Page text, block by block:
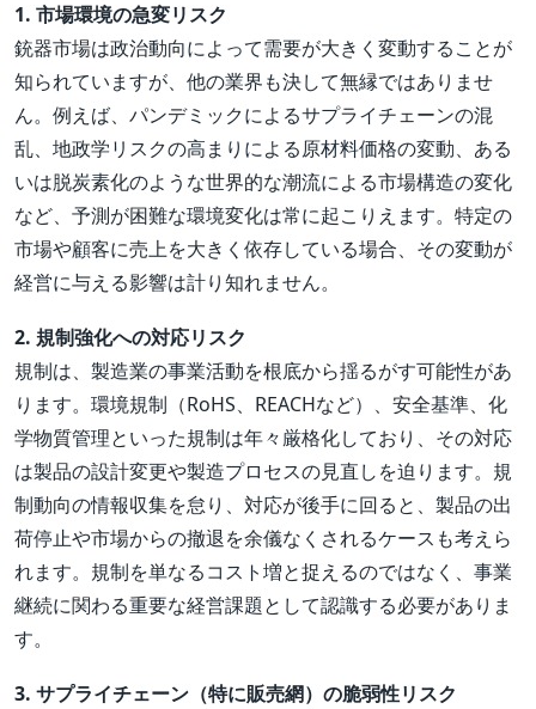
1. 市場環境の急変リスク
銃器市場は政治動向によって需要が大きく変動することが
知られていますが、他の業界も決して無縁ではありませ
ん。例えば、パンデミックによるサプライチェーンの混
乱、地政学リスクの高まりによる原材料価格の変動、ある
いは脱炭素化のような世界的な潮流による市場構造の変化
など、予測が困難な環境変化は常に起こりえます。特定の
市場や顧客に売上を大きく依存している場合、その変動が
経営に与える影響は計り知れません。
2. 規制強化への対応リスク
規制は、製造業の事業活動を根底から揺るがす可能性があ
ります。環境規制（RoHS、REACHなど）、安全基準、化
学物質管理といった規制は年々厳格化しており、その対応
は製品の設計変更や製造プロセスの見直しを迫ります。規
制動向の情報収集を怠り、対応が後手に回ると、製品の出
荷停止や市場からの撤退を余儀なくされるケースも考えら
れます。規制を単なるコスト増と捉えるのではなく、事業
継続に関わる重要な経営課題として認識する必要がありま
す。
3. サプライチェーン（特に販売網）の脆弱性リスク